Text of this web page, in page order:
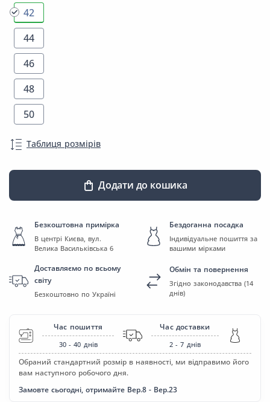
42
44
46
48
50
Таблиця розмірів
Додати до кошика
Безкоштовна примірка
В центрі Києва, вул.
Велика Васильківська 6
Бездоганна посадка
Індивідуальне пошиття за
вашими мірками
Доставляємо по всьому
світу
Безкоштовно по Україні
Обмін та повернення
Згідно законодавства (14
днів)
Час пошиття
30 - 40 днів
Час доставки
2 - 7 днів
Обраний стандартний розмір в наявності, ми відправимо його
вам наступного робочого дня.
Замовте сьогодні, отримайте Вер.8 - Вер.23